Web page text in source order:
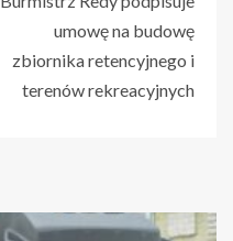
umowę na budowę
zbiornika retencyjnego i
terenów rekreacyjnych